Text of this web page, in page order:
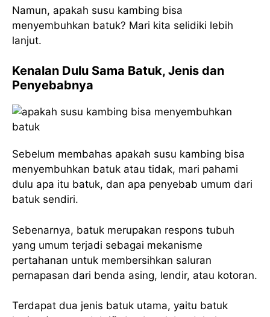
Namun, apakah susu kambing bisa
menyembuhkan batuk? Mari kita selidiki lebih
lanjut.
Kenalan Dulu Sama Batuk, Jenis dan
Penyebabnya
Sebelum membahas apakah susu kambing bisa
menyembuhkan batuk atau tidak, mari pahami
dulu apa itu batuk, dan apa penyebab umum dari
batuk sendiri.
Sebenarnya, batuk merupakan respons tubuh
yang umum terjadi sebagai mekanisme
pertahanan untuk membersihkan saluran
pernapasan dari benda asing, lendir, atau kotoran.
Terdapat dua jenis batuk utama, yaitu batuk